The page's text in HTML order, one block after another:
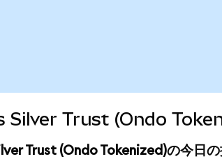
Silver Trust (Ondo
Trust (Ondo Tokenized)の今日